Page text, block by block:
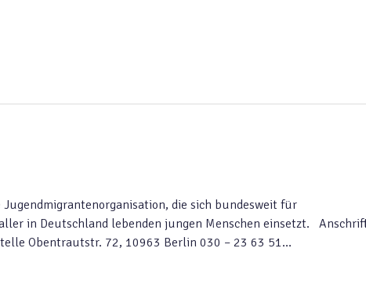
Jugendmigrantenorganisation, die sich bundesweit für
in Deutschland lebenden jungen Menschen einsetzt.
Obentrautstr. 72, 10963 Berlin 030 – 23 63 51…